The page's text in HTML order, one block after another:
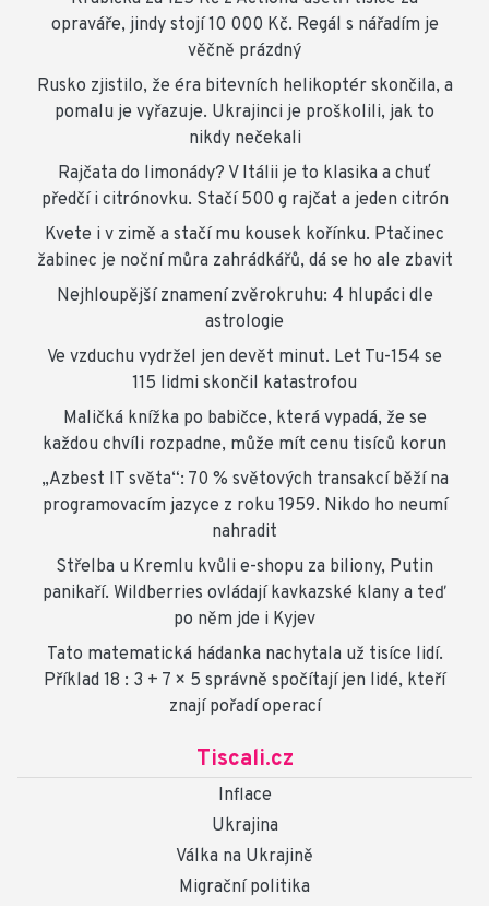
opraváře, jindy stojí 10 000 Kč. Regál s nářadím je
věčně prázdný
Rusko zjistilo, že éra bitevních helikoptér skončila, a
pomalu je vyřazuje. Ukrajinci je proškolili, jak to
nikdy nečekali
Rajčata do limonády? V Itálii je to klasika a chuť
předčí i citrónovku. Stačí 500 g rajčat a jeden citrón
Kvete i v zimě a stačí mu kousek kořínku. Ptačinec
žabinec je noční můra zahrádkářů, dá se ho ale zbavit
Nejhloupější znamení zvěrokruhu: 4 hlupáci dle
astrologie
Ve vzduchu vydržel jen devět minut. Let Tu-154 se
115 lidmi skončil katastrofou
Maličká knížka po babičce, která vypadá, že se
každou chvíli rozpadne, může mít cenu tisíců korun
„Azbest IT světa“: 70 % světových transakcí běží na
programovacím jazyce z roku 1959. Nikdo ho neumí
nahradit
Střelba u Kremlu kvůli e-shopu za biliony, Putin
panikaří. Wildberries ovládají kavkazské klany a teď
po něm jde i Kyjev
Tato matematická hádanka nachytala už tisíce lidí.
Příklad 18 : 3 + 7 × 5 správně spočítají jen lidé, kteří
znají pořadí operací
Tiscali.cz
Inflace
Ukrajina
Válka na Ukrajině
Migrační politika